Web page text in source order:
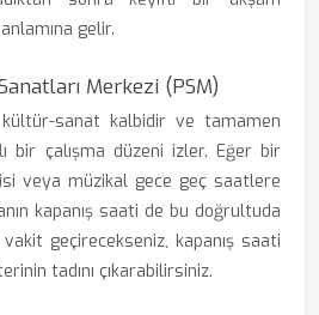
gelir.
Merkezi (PSM)
sanat kalbidir ve tamamen
bir çalışma düzeni izler. Eğer bir
veya müzikal gece geç saatlere
kapanış saati de bu doğrultuda
geçirecekseniz, kapanış saati
tadını çıkarabilirsiniz.